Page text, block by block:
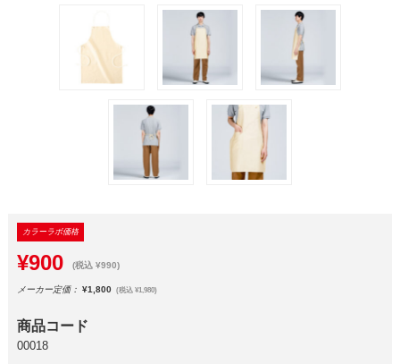
カラーラボ価格
¥900 (税込 ¥990)
メーカー定価： ¥1,800 (税込 ¥1,980)
商品コード
00018